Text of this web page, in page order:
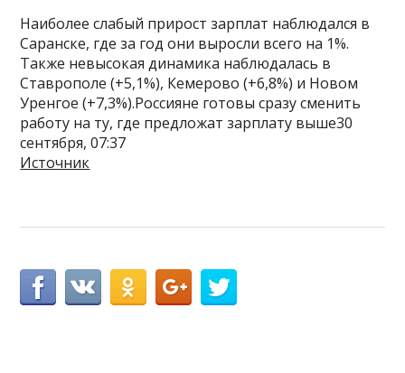
Наиболее слабый прирост зарплат наблюдался в
Саранске, где за год они выросли всего на 1%.
Также невысокая динамика наблюдалась в
Ставрополе (+5,1%), Кемерово (+6,8%) и Новом
Уренгое (+7,3%).Россияне готовы сразу сменить
работу на ту, где предложат зарплату выше30
сентября, 07:37
Источник